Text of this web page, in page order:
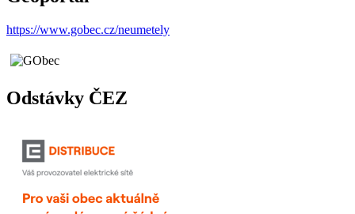
https://www.gobec.cz/neumetely
Odstávky ČEZ